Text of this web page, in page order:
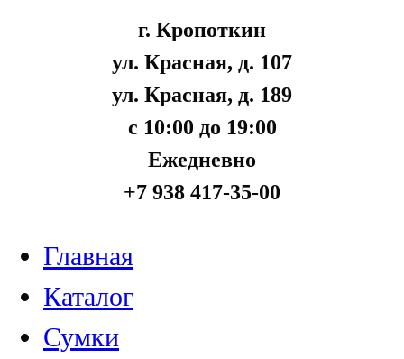
г. Кропоткин
ул. Красная, д. 107
ул. Красная, д. 189
с 10:00 до 19:00
Ежедневно
+7 938 417-35-00
Главная
Каталог
Сумки